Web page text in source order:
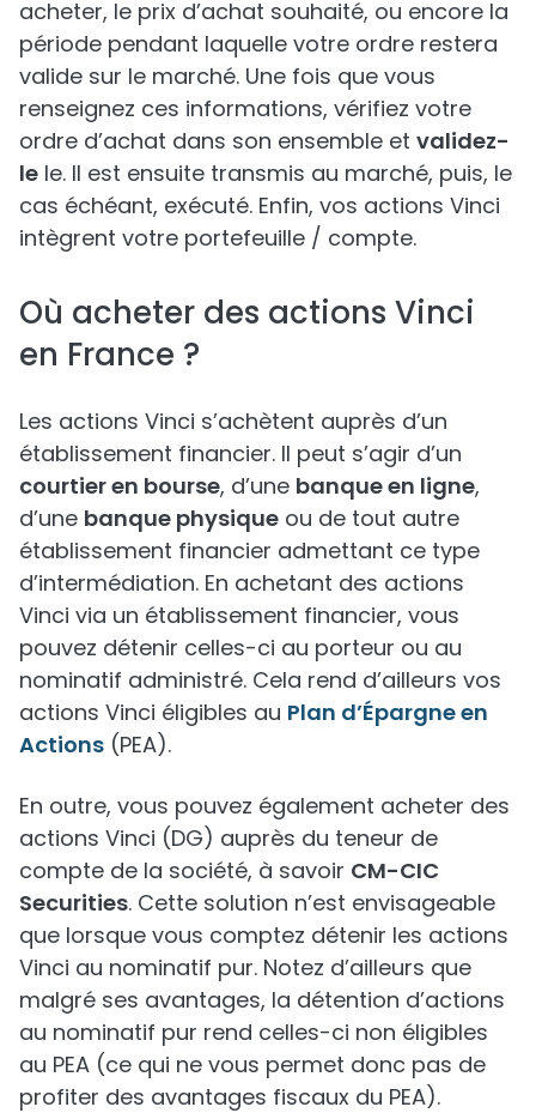
acheter, le prix d’achat souhaité, ou encore la
période pendant laquelle votre ordre restera
valide sur le marché. Une fois que vous
renseignez ces informations, vérifiez votre
ordre d’achat dans son ensemble et validez-
le le. Il est ensuite transmis au marché, puis, le
cas échéant, exécuté. Enfin, vos actions Vinci
intègrent votre portefeuille / compte.
Où acheter des actions Vinci
en France ?
Les actions Vinci s’achètent auprès d’un
établissement financier. Il peut s’agir d’un
courtier en bourse, d’une banque en ligne,
d’une banque physique ou de tout autre
établissement financier admettant ce type
d’intermédiation. En achetant des actions
Vinci via un établissement financier, vous
pouvez détenir celles-ci au porteur ou au
nominatif administré. Cela rend d’ailleurs vos
actions Vinci éligibles au Plan d’Épargne en
Actions (PEA).
En outre, vous pouvez également acheter des
actions Vinci (DG) auprès du teneur de
compte de la société, à savoir CM-CIC
Securities. Cette solution n’est envisageable
que lorsque vous comptez détenir les actions
Vinci au nominatif pur. Notez d’ailleurs que
malgré ses avantages, la détention d’actions
au nominatif pur rend celles-ci non éligibles
au PEA (ce qui ne vous permet donc pas de
profiter des avantages fiscaux du PEA).